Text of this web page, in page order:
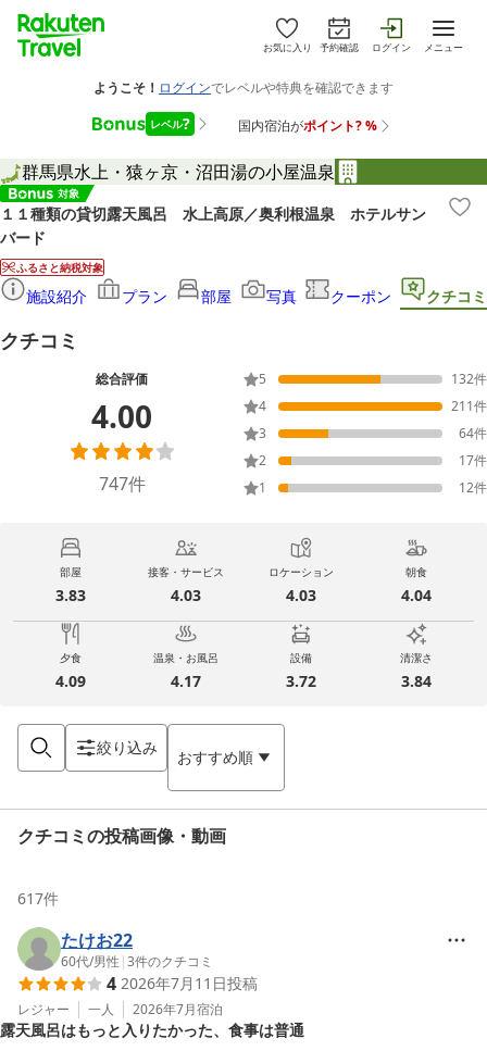
お気に入り 予約確認 ログイン メニュー
群馬県水上・猿ヶ京・沼田湯の小屋温泉
１１種類の貸切露天風呂 水上高原／奥利根温泉 ホテルサン
バード
ふるさと納税対象
施設紹介 プラン 部屋 写真 クーポン クチコミ
クチコミ
総合評価
4.00
747件
5 132件
4
211件
3
64件
2
17件
1
12件
部屋
3.83
接客・サービス
4.03
ロケーション
4.03
朝食
4.04
夕食
4.09
温泉・お風呂
4.17
設備
3.72
清潔さ
3.84
絞り込み おすすめ順
クチコミの投稿画像・動画
617件
たけお22
60代/男性 |3件のクチコミ
4 2026年7月11日投稿
レジャー 一人 2026年7月宿泊
露天風呂はもっと入りたかった、食事は普通